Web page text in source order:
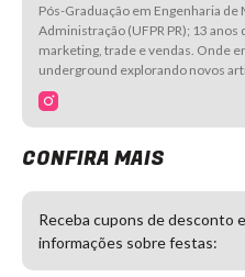
Pós-Graduação em Engenharia de
Administração (UFPR PR); 13
marketing, trade e vendas. Onde
underground explorando novos
CONFIRA MAIS
Receba cupons de desconto
informações sobre festas: